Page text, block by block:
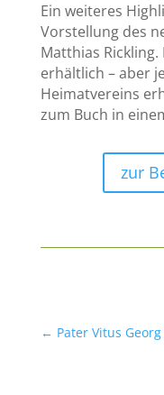
Ein weiteres
Vorstellung des
Matthias
erhältlich – aber
Heimatvereins
zum Buch in
zur
← Pater Vitus